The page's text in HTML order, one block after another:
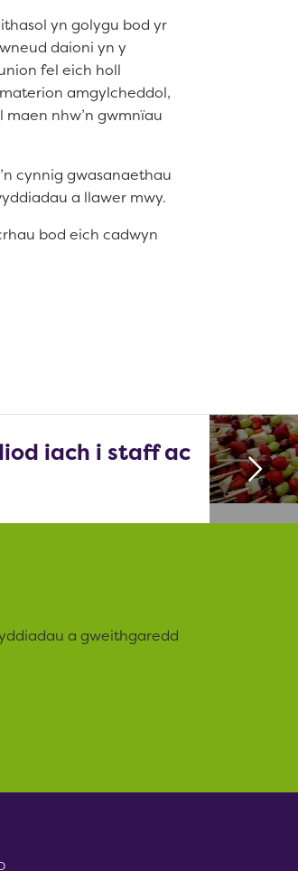
yn golygu bod yr
daioni yn y
fel eich holl
amgylcheddol,
nhw’n gwmnïau
cynnig gwasanaethau
a llawer mwy.
bod eich cadwyn
iach i staff ac
a gweithgaredd